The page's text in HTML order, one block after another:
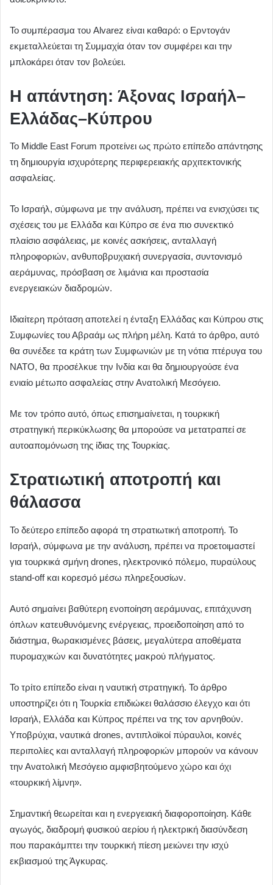
Το συμπέρασμα του Alvarez είναι καθαρό: ο Ερντογάν
εκμεταλλεύεται τη Συμμαχία όταν τον συμφέρει και την
μπλοκάρει όταν τον βολεύει.
Η απάντηση: Άξονας Ισραήλ–
Ελλάδας–Κύπρου
Το Middle East Forum προτείνει ως πρώτο επίπεδο απάντησης
τη δημιουργία ισχυρότερης περιφερειακής αρχιτεκτονικής
ασφαλείας.
Το Ισραήλ, σύμφωνα με την ανάλυση, πρέπει να ενισχύσει τις
σχέσεις του με Ελλάδα και Κύπρο σε ένα πιο συνεκτικό
πλαίσιο ασφάλειας, με κοινές ασκήσεις, ανταλλαγή
πληροφοριών, ανθυποβρυχιακή συνεργασία, συντονισμό
αεράμυνας, πρόσβαση σε λιμάνια και προστασία
ενεργειακών διαδρομών.
Ιδιαίτερη πρόταση αποτελεί η ένταξη Ελλάδας και Κύπρου στις
Συμφωνίες του Αβραάμ ως πλήρη μέλη. Κατά το άρθρο, αυτό
θα συνέδεε τα κράτη των Συμφωνιών με τη νότια πτέρυγα του
ΝΑΤΟ, θα προσέλκυε την Ινδία και θα δημιουργούσε ένα
ενιαίο μέτωπο ασφαλείας στην Ανατολική Μεσόγειο.
Με τον τρόπο αυτό, όπως επισημαίνεται, η τουρκική
στρατηγική περικύκλωσης θα μπορούσε να μετατραπεί σε
αυτοαπομόνωση της ίδιας της Τουρκίας.
Στρατιωτική αποτροπή και
θάλασσα
Το δεύτερο επίπεδο αφορά τη στρατιωτική αποτροπή. Το
Ισραήλ, σύμφωνα με την ανάλυση, πρέπει να προετοιμαστεί
για τουρκικά σμήνη drones, ηλεκτρονικό πόλεμο, πυραύλους
stand-off και κορεσμό μέσω πληρεξουσίων.
Αυτό σημαίνει βαθύτερη ενοποίηση αεράμυνας, επιτάχυνση
όπλων κατευθυνόμενης ενέργειας, προειδοποίηση από το
διάστημα, θωρακισμένες βάσεις, μεγαλύτερα αποθέματα
πυρομαχικών και δυνατότητες μακρού πλήγματος.
Το τρίτο επίπεδο είναι η ναυτική στρατηγική. Το άρθρο
υποστηρίζει ότι η Τουρκία επιδιώκει θαλάσσιο έλεγχο και ότι
Ισραήλ, Ελλάδα και Κύπρος πρέπει να της τον αρνηθούν.
Υποβρύχια, ναυτικά drones, αντιπλοϊκοί πύραυλοι, κοινές
περιπολίες και ανταλλαγή πληροφοριών μπορούν να κάνουν
την Ανατολική Μεσόγειο αμφισβητούμενο χώρο και όχι
«τουρκική λίμνη».
Σημαντική θεωρείται και η ενεργειακή διαφοροποίηση. Κάθε
αγωγός, διαδρομή φυσικού αερίου ή ηλεκτρική διασύνδεση
που παρακάμπτει την τουρκική πίεση μειώνει την ισχύ
εκβιασμού της Άγκυρας.